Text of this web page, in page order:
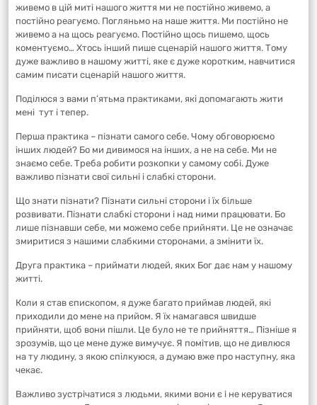
живемо в цій миті нашого життя ми не постійно живемо, а
постійно реагуємо. Погляньмо на наше життя. Ми постійно не
живемо а на щось реагуємо. Постійно щось пишемо, щось
коментуємо… Хтось інший пише сценарій нашого життя. Тому
дуже важливо в нашому житті, яке є дуже коротким, навчитися
самим писати сценарій нашого життя.
Поділюся з вами п’ятьма практиками, які допомагають жити
мені тут і тепер.
Перша практика – пізнати самого себе. Чому обговорюємо
інших людей? Бо ми дивимося на інших, а не на себе. Ми не
знаємо себе. Треба робити розкопки у самому собі. Дуже
важливо пізнати свої сильні і слабкі сторони.
Що знати пізнати? Пізнати сильні сторони і їх більше
розвивати. Пізнати слабкі сторони і над ними працювати. Бо
лише пізнавши себе, ми можемо себе прийняти. Це не означає
змиритися з нашими слабкими сторонами, а змінити їх.
Друга практика – приймати людей, яких Бог дає нам у нашому
житті.
Коли я став єпископом, я дуже багато приймав людей, які
приходили до мене на прийом. Я їх намагався швидше
прийняти, щоб вони пішли. Це було не те прийняття… Пізніше я
зрозумів, що це мене дуже вимучує. Я помітив, що не дивлюся
на ту людину, з якою спілкуюся, а думаю вже про наступну, яка
чекає.
Важливо зустрічатися з людьми, якими вони є і не керуватися